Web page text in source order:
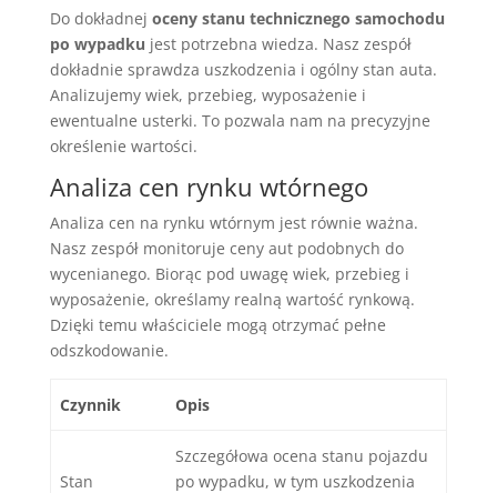
Do dokładnej oceny stanu technicznego samochodu
po wypadku jest potrzebna wiedza. Nasz zespół
dokładnie sprawdza uszkodzenia i ogólny stan auta.
Analizujemy wiek, przebieg, wyposażenie i
ewentualne usterki. To pozwala nam na precyzyjne
określenie wartości.
Analiza cen rynku wtórnego
Analiza cen na rynku wtórnym jest równie ważna.
Nasz zespół monitoruje ceny aut podobnych do
wycenianego. Biorąc pod uwagę wiek, przebieg i
wyposażenie, określamy realną wartość rynkową.
Dzięki temu właściciele mogą otrzymać pełne
odszkodowanie.
Czynnik Opis
Stan
Szczegółowa ocena stanu pojazdu
po wypadku, w tym uszkodzenia